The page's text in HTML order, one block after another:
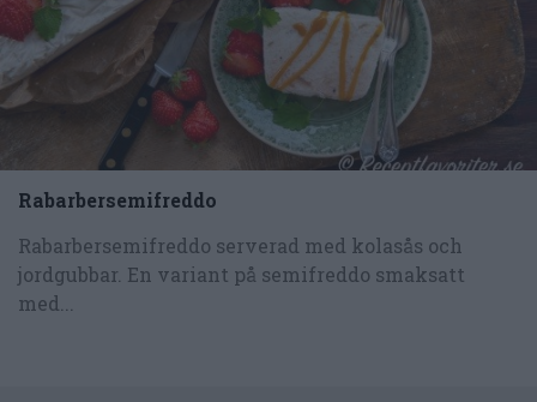
Rabarbersemifreddo
Rabarbersemifreddo serverad med kolasås och
jordgubbar. En variant på semifreddo smaksatt
med...